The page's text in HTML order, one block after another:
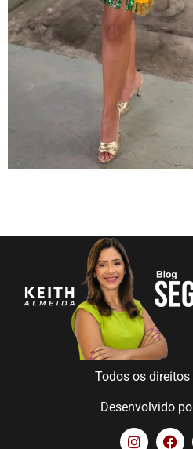
Todos os direitos
Desenvolvido